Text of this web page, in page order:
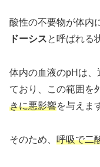
酸性の不要物が体内
ドーシスと呼ばれる
体内の血液のpHは、
ており、この範囲を
きに悪影響を与えま
そのため、 呼吸で二